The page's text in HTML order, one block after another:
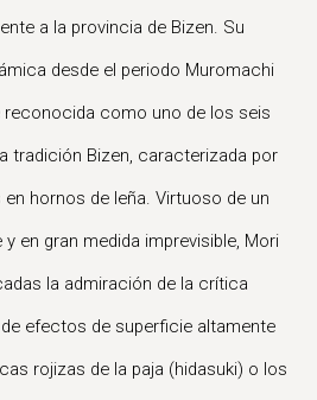
a la provincia de Bizen. Su
desde el periodo Muromachi
reconocida como uno de los seis
tradición Bizen, caracterizada por
hornos de leña. Virtuoso de un
en gran medida imprevisible, Mori
la admiración de la crítica
efectos de superficie altamente
rojizas de la paja (hidasuki) o los